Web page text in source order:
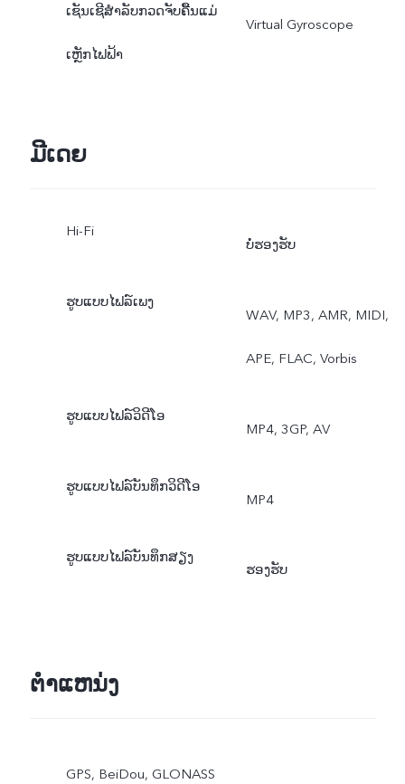
ເຊັນເຊີສຳລັບກວດຈັບຄື້ນແມ່
ເຫຼັກໄຟຟ້າ
Virtual Gyroscope
ມີເດຍ
Hi-Fi
ບໍ່ຮອງຮັບ
ຮູບແບບໄຟລ໌ເພງ
WAV, MP3, AMR, MIDI,
APE, FLAC, Vorbis
ຮູບແບບໄຟລ໌ວິດີໂອ
MP4, 3GP, AV
ຮູບແບບໄຟລ໌ບັນທຶກວິດີໂອ
MP4
ຮູບແບບໄຟລ໌ບັນທຶກສຽງ
ຮອງຮັບ
ຕຳແຫນ່ງ
GPS, BeiDou, GLONASS